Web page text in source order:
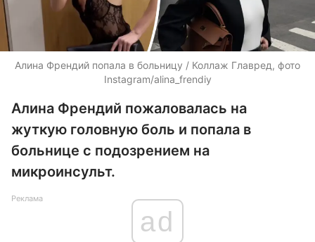
Алина Френдий попала в больницу / Коллаж Главред, фото
Instagram/alina_frendiy
Алина Френдий пожаловалась на
жуткую головную боль и попала в
больнице с подозрением на
микроинсульт.
Реклама
ad